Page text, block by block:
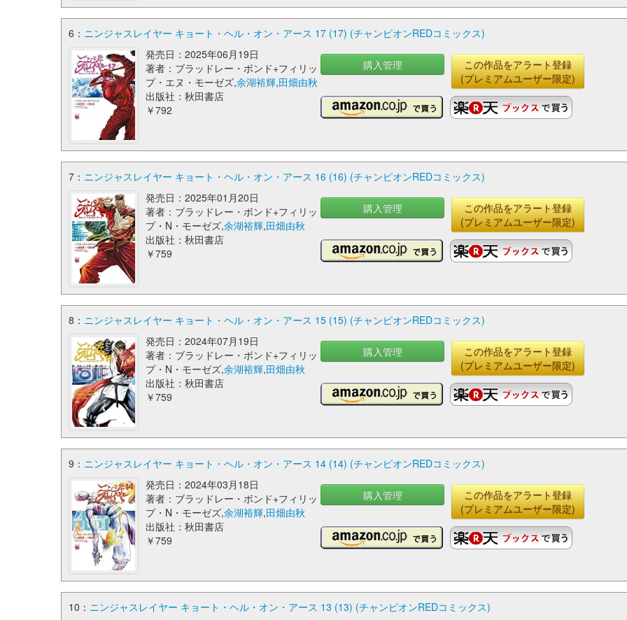
6： ニンジャスレイヤー キョート・ヘル・オン・アース 17 (17) (チャンピオンREDコミックス)
発売日：2025年06月19日
著者：ブラッドレー・ボンド+フィリッ
プ・エヌ・モーゼズ,余湖裕輝,田畑由秋
出版社：秋田書店
￥792
購入管理
この作品をアラート登録
(プレミアムユーザー限定)
7： ニンジャスレイヤー キョート・ヘル・オン・アース 16 (16) (チャンピオンREDコミックス)
発売日：2025年01月20日
著者：ブラッドレー・ボンド+フィリッ
プ・N・モーゼズ,余湖裕輝,田畑由秋
出版社：秋田書店
￥759
購入管理
この作品をアラート登録
(プレミアムユーザー限定)
8： ニンジャスレイヤー キョート・ヘル・オン・アース 15 (15) (チャンピオンREDコミックス)
発売日：2024年07月19日
著者：ブラッドレー・ボンド+フィリッ
プ・N・モーゼズ,余湖裕輝,田畑由秋
出版社：秋田書店
￥759
購入管理
この作品をアラート登録
(プレミアムユーザー限定)
9： ニンジャスレイヤー キョート・ヘル・オン・アース 14 (14) (チャンピオンREDコミックス)
発売日：2024年03月18日
著者：ブラッドレー・ボンド+フィリッ
プ・N・モーゼズ,余湖裕輝,田畑由秋
出版社：秋田書店
￥759
購入管理
この作品をアラート登録
(プレミアムユーザー限定)
10： ニンジャスレイヤー キョート・ヘル・オン・アース 13 (13) (チャンピオンREDコミックス)